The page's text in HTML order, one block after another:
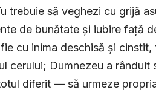
trebuie să veghezi cu grijă
de bunătate și iubire față
cu inima deschisă și
cerului; Dumnezeu a rânduit
diferit — să urmeze